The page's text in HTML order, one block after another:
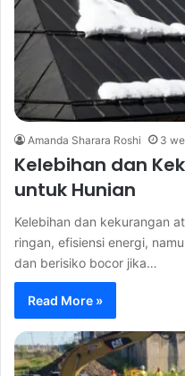
Amanda Sharara Roshi 3
Kelebihan dan
untuk Hunian
Kelebihan dan kekurangan
ringan, efisiensi energi,
dan berisiko bocor jika…
Read More »